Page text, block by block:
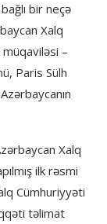
bir neçə
Xalq
müqaviləsi –
Paris Sülh
Xalq
ilk rəsmi
Cümhuriyyəti
təlimat